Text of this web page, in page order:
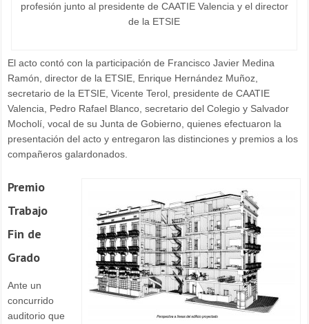
profesión junto al presidente de CAATIE Valencia y el director
de la ETSIE
El acto contó con la participación de Francisco Javier Medina
Ramón, director de la ETSIE, Enrique Hernández Muñoz,
secretario de la ETSIE, Vicente Terol, presidente de CAATIE
Valencia, Pedro Rafael Blanco, secretario del Colegio y Salvador
Mocholí, vocal de su Junta de Gobierno, quienes efectuaron la
presentación del acto y entregaron las distinciones y premios a los
compañeros galardonados.
Premio
Trabajo
Fin de
Grado
Ante un
concurrido
auditorio que